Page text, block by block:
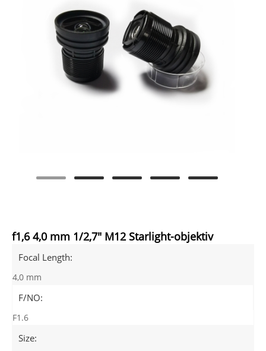
f1,6 4,0 mm 1/2,7" M12 Starlight-objektiv
Focal Length:
4,0 mm
F/NO:
F1.6
Size: